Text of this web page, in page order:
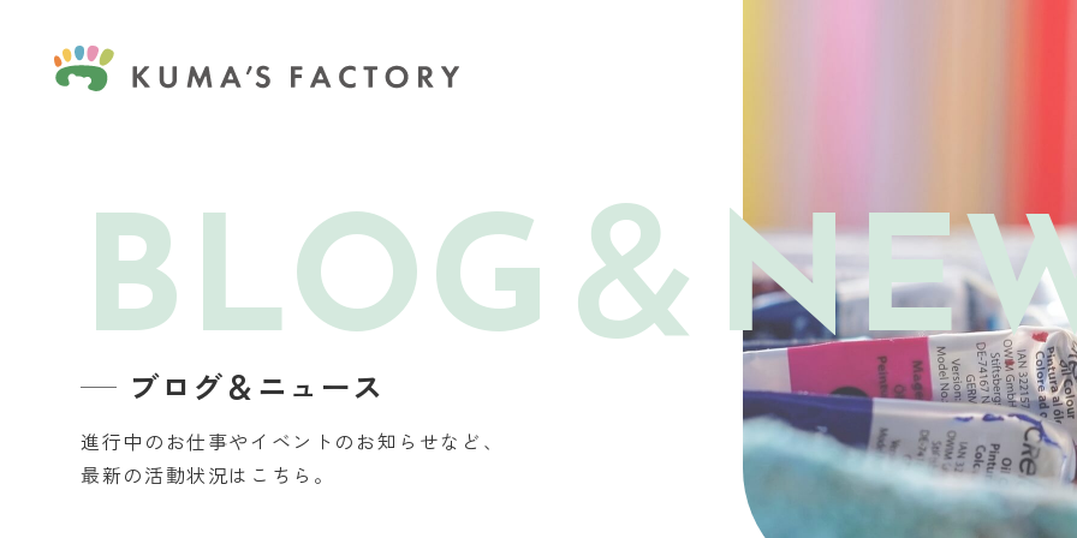
BLOG＆
ブログ＆ニュース
進行中のお仕事やイベントのお知らせなど、
最新の活動状況はこちら。